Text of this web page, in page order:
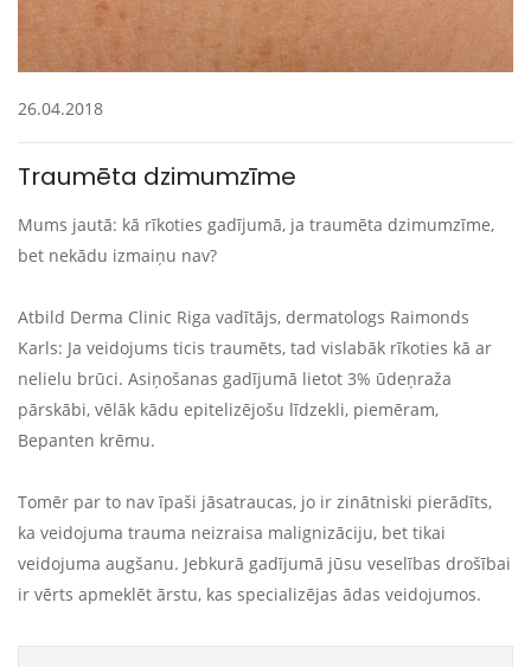
26.04.2018
Traumēta dzimumzīme
Mums jautā: kā rīkoties gadījumā, ja traumēta dzimumzīme,
bet nekādu izmaiņu nav?
Atbild Derma Clinic Riga vadītājs, dermatologs Raimonds
Karls: Ja veidojums ticis traumēts, tad vislabāk rīkoties kā ar
nelielu brūci. Asiņošanas gadījumā lietot 3% ūdeņraža
pārskābi, vēlāk kādu epitelizējošu līdzekli, piemēram,
Bepanten krēmu.
Tomēr par to nav īpaši jāsatraucas, jo ir zinātniski pierādīts,
ka veidojuma trauma neizraisa malignizāciju, bet tikai
veidojuma augšanu. Jebkurā gadījumā jūsu veselības drošībai
ir vērts apmeklēt ārstu, kas specializējas ādas veidojumos.